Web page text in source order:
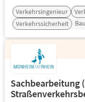
Verkehrsingenieur
Verkehrssicherheit
Sachbearbeitung